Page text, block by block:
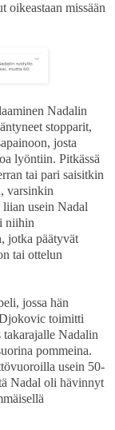
oikeastaan missään
Nadalin
stopparit,
josta
lyöntiin. Pitkässä
tai pari saisitkin
varsinkin
liian usein Nadal
niihin
jotka päätyvät
tai ottelun
jossa hän
toimitti
takarajalle Nadalin
pommeina.
usein 50-
Nadal oli hävinnyt